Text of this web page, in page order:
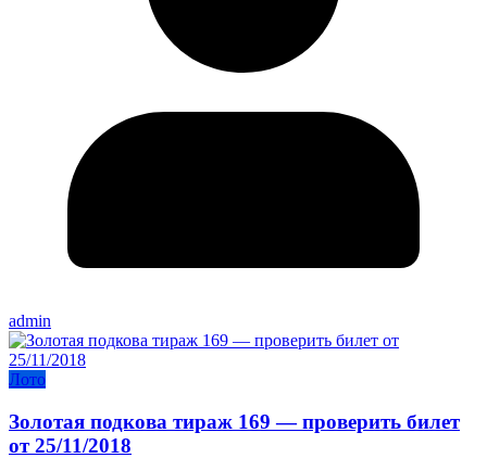
admin
Лото
Золотая подкова тираж 169 — проверить билет
от 25/11/2018